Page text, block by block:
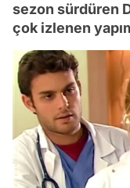
sezon sürdüren
çok izlenen